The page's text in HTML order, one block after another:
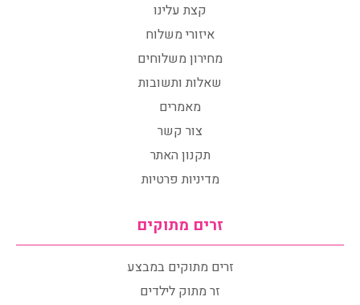
קצת עלינו
איזורי משלוח
מחירון משלוחים
שאלות ותשובות
מאמרים
צור קשר
תקנון האתר
מדיניות פרטיות
זרים מתוקים
זרים מתוקים במבצע
זר מתוק לילדים